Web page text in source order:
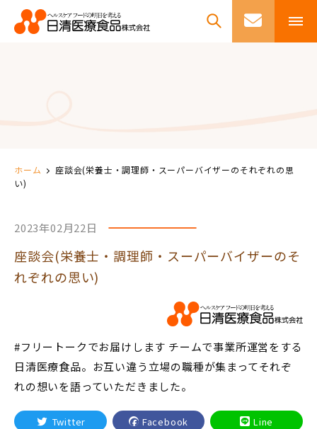
ホーム
座談会(栄養士・調理師・スーパーバイザーのそれぞれの思
い)
2023年02月22日
座談会(栄養士・調理師・スーパーバイザーのそ
れぞれの思い)
#フリートークでお届けします チームで事業所運営をする
日清医療食品。お互い違う立場の職種が集まってそれぞ
れの想いを語っていただきました。
Twitter Facebook
Line